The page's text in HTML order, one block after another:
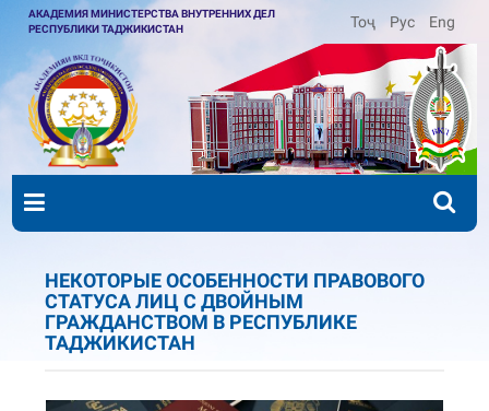
АКАДЕМИЯ МИНИСТЕРСТВА ВНУТРЕННИХ ДЕЛ
РЕСПУБЛИКИ ТАДЖИКИСТАН
Тоҷ Рус Eng
НЕКОТОРЫЕ ОСОБЕННОСТИ ПРАВОВОГО
СТАТУСА ЛИЦ С ДВОЙНЫМ
ГРАЖДАНСТВОМ В РЕСПУБЛИКЕ
ТАДЖИКИСТАН